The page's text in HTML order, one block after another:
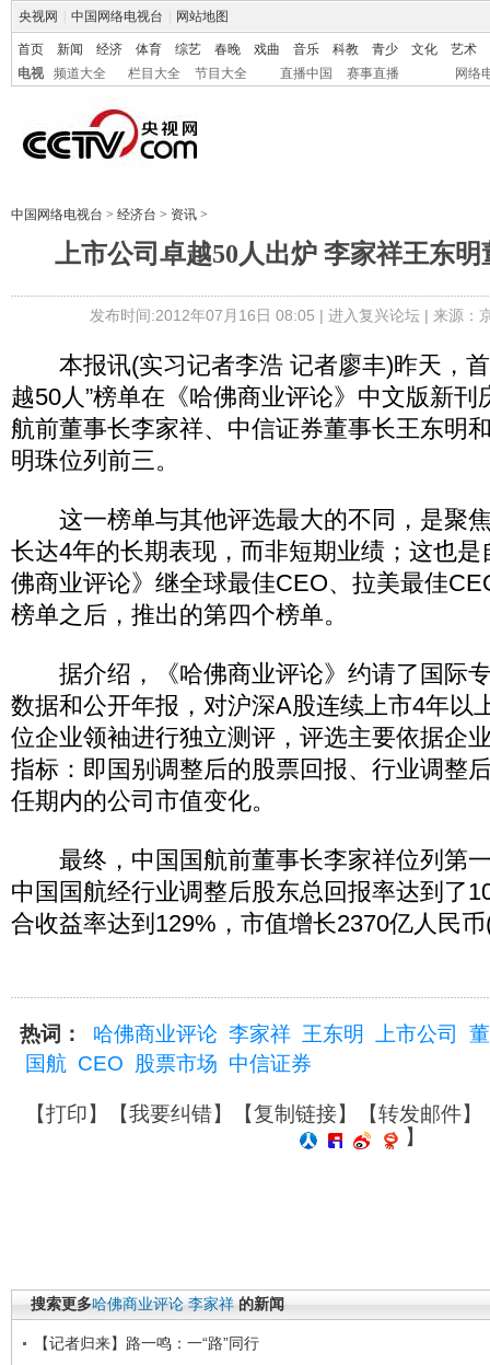
央视网 中国网络电视台 网站地图
首页 新闻 经济 体育 综艺 春晚 戏曲 音乐 科教 青少 文化
艺术
电视
频道大全 栏目大全 节目大全 直播中国 赛事直播 网络
中国网络电视台 > 经济台 > 资讯 >
上市公司卓越50人出炉 李家祥王东
发布时间:2012年07月16日 08:05 | 进入复兴论坛| 来源：
本报讯(实习记者李浩 记者廖丰)昨天，首
越50人”榜单在《哈佛商业评论》中文版新刊
航前董事长李家祥、中信证券董事长王东明
明珠位列前三。
这一榜单与其他评选最大的不同，是聚
长达4年的长期表现，而非短期业绩；这也
佛商业评论》继全球最佳CEO、拉美最佳
榜单之后，推出的第四个榜单。
据介绍，《哈佛商业评论》约请了国际
数据和公开年报，对沪深A股连续上市4年以
位企业领袖进行独立测评，评选主要依据企
指标：即国别调整后的股票回报、行业调整
任期内的公司市值变化。
最终，中国国航前董事长李家祥位列第
中国国航经行业调整后股东总回报率达到了
合收益率达到129%，市值增长2370亿人民
热词： 哈佛商业评论 李家祥 王东明 上市公司
国航 CEO 股票市场 中信证券
【打印】【我要纠错】【复制链接】【转发邮件】
】
搜索更多哈佛商业评论 李家祥 的新闻
【记者归来】路一鸣：一“路”同行